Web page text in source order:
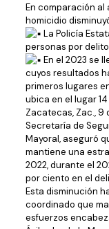
En comparación al
homicidio
La Policía
personas por
En el 2023 se
cuyos resultados
primeros lugares
ubica en el lugar
Zacatecas, Zac., 9
Secretaría de
Mayoral, aseguró
mantiene una
2022, durante el
por ciento en el
Esta disminución
coordinado que
esfuerzos